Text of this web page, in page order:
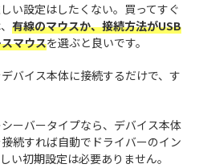
い設定はしたくない。買ってすぐ
有線のマウスか、接続方法がUSB
マウスを選ぶと良いです。
バイス本体に接続するだけで、す
ーバータイプなら、デバイス本体
続すれば自動でドライバーのイン
い初期設定は必要ありません。